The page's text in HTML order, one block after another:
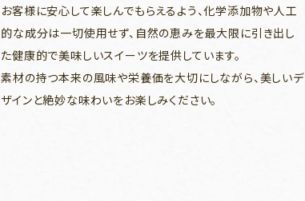
お客様に安心して楽しんでもらえるよう、化学添加物や人工
的な成分は一切使用せず、自然の恵みを最大限に引き出し
た健康的で美味しいスイーツを提供しています。
素材の持つ本来の風味や栄養価を大切にしながら、美しいデ
ザインと絶妙な味わいをお楽しみください。